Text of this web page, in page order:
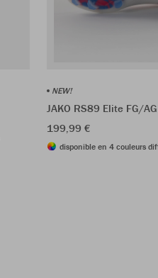
NEW!
JAKO RS89 Elite FG/AG
199,99 €
disponible en 4 couleurs